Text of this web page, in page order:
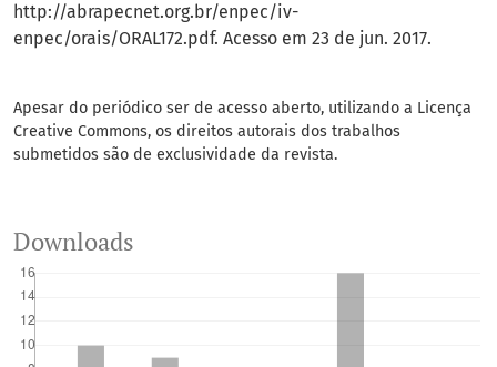
http://abrapecnet.org.br/enpec/iv-
enpec/orais/ORAL172.pdf. Acesso em 23 de jun. 2017.
Apesar do periódico ser de acesso aberto, utilizando a Licença
Creative Commons, os direitos autorais dos trabalhos
submetidos são de exclusividade da revista.
Downloads